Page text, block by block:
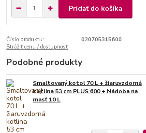
Pridať do košíka
Číslo produktu:
020705315600
Strážiť cenu / dostupnosť
Podobné produkty
Smaltovaný kotol 70 L + žiaruvzdorná
kotlina 53 cm PLUS 600 + Nádoba na
masť 10 L